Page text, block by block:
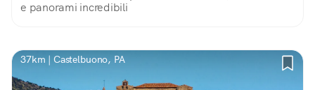
e panorami incredibili
37km | Castelbuono, PA